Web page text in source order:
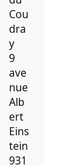
Cou
dra
y
9
ave
nue
Alb
ert
Eins
tein
931